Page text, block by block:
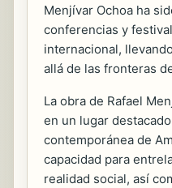
Menjívar Ochoa ha
conferencias y
internacional,
allá de las fronteras
La obra de Rafael
en un lugar
contemporánea de
capacidad para
realidad social, así